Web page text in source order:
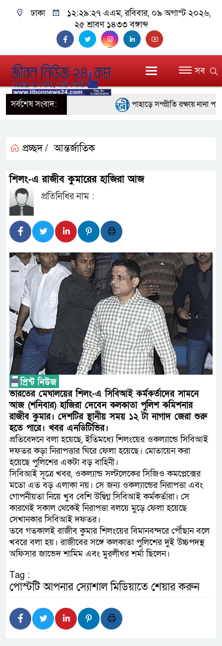
ঢাকা ১২:২৯:২৭ এএম, রবিবার, ০৯ অগাস্ট ২০২৬,
২৫ শ্রাবণ ১৪৩৩ বঙ্গাব্দ
সব
সর্বশেষ সংবাদ:
পাহাড়ে সম্প্রীতি রক্ষায় নানা
প্রধানমন্ত্রী
সাংবাদিক রাজু আহমেদ বিজেএসএস
সদস্য
সিএমএসএফ পুঁজিবাজারে
গুরুত্বপূর্ণ ভূমিকা রাখছে: ওয়াসি আজম
আন্তর্জাতিক মানের প্যারা
নিয়েছে সরকার
নদী দূষণ রোধে সমন্বিত
নেই : প্রধানমন্ত্রী
লালমনিরহাটে মাদকসহ
প্রচ্ছদ / আন্তর্জাতিক
শিলং-এ রাজীব কুমারের হাজিরা আজ
প্রতিনিধির নাম :
ভারতের মেঘালয়ের শিলং-এ সিবিআই কর্মকর্তাদের সামনে
আজ (শনিবার) হাজিরা দেবেন কলকাতা পুলিশ কমিশনার
রাজীব কুমার। দেশটির স্থানীয় সময় ১২ টা নাগাদ জেরা শুরু
হতে পারে। খবর এনডিটিভির।
প্রতিবেদনে বলা হয়েছে, ইতিমধ্যে শিলংয়ের ওকল্যান্ডে সিবিআই
দফতর কড়া নিরাপত্তার ঘিরে ফেলা হয়েছে। মোতায়েন করা
হয়েছে পুলিশের একটা বড় বাহিনী।
সিবিআই সূত্রে খবর, ওকল্যান্ড সল্টলেকের সিজিও কমপ্লেক্সের
মতো এত বড় এলাকা নয়। সে জন্য ওকল্যান্ডের নিরাপত্তা এবং
গোপনীয়তা নিয়ে খুব বেশি উদ্বিগ্ন সিবিআই কর্মকর্তারা। সে
কারণেই সকাল থেকেই নিরাপত্তা বলয়ে মুড়ে ফেলা হয়েছে
সেখানকার সিবিআই দফতর।
তবে গতকালই রাজীব কুমার শিলংয়ের বিমানবন্দরে পৌঁছান বলে
খবরে বলা হয়। রাজীবের সঙ্গে কলকাতা পুলিশের দুই উচ্চপদস্থ
অফিসার জাভেদ শামিম এবং মুরলীধর শর্মা ছিলেন।
Tag :
পোস্টটি আপনার স্যোশাল মিডিয়াতে শেয়ার করুন